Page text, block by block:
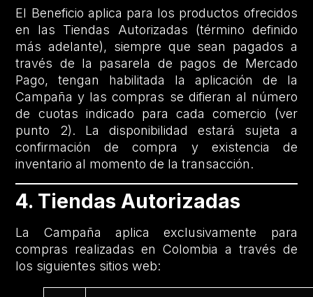
El Beneficio aplica para los productos ofrecidos
en las Tiendas Autorizadas (término definido
más adelante), siempre que sean pagados a
través de la pasarela de pagos de Mercado
Pago, tengan habilitada la aplicación de la
Campaña y las compras se difieran al número
de cuotas indicado para cada comercio (ver
punto 2). La disponibilidad estará sujeta a
confirmación de compra y existencia de
inventario al momento de la transacción.
4. Tiendas Autorizadas
La Campaña aplica exclusivamente para
compras realizadas en Colombia a través de
los siguientes sitios web: